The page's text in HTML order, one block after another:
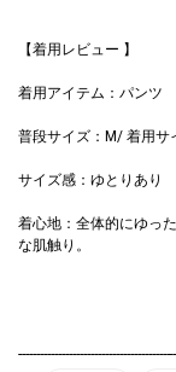
【着用レビュー 】
着用アイテム：パンツ
普段サイズ：M/ 着用サ
サイズ感：ゆとりあり
着心地：全体的にゆっ
な肌触り。